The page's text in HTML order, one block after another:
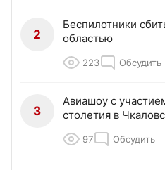
2
Беспилотники
областью
223 Обсудить
3
Авиашоу с
столетия в
97 Обсудить